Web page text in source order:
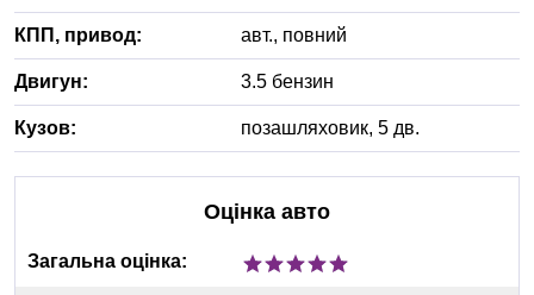
КПП, привод: авт., повний
Двигун: 3.5 бензин
Кузов: позашляховик, 5 дв.
Оцінка авто
Загальна оцінка: